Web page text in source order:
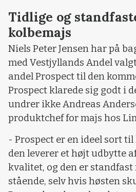
Tidlige og
kolbemajs
Niels Peter Jensen har på
med Vestjyllands Andel
andel Prospect til den
Prospect klarede sig godt i
undrer ikke Andreas
produktchef for majs hos
- Prospect er en ideel sort
den leverer et højt udbytte
kvalitet, og den er
stående, selv hvis høsten